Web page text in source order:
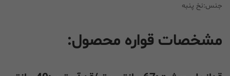
جنس:نخ پنبه
مشخصات قواره محصول: